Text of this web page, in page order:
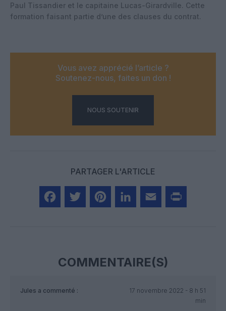
Paul Tissandier et le capitaine Lucas-Girardville. Cette
formation faisant partie d’une des clauses du contrat.
Vous avez apprécié l’article ?
Soutenez-nous, faites un don !
NOUS SOUTENIR
PARTAGER L'ARTICLE
COMMENTAIRE(S)
Jules a commenté :
17 novembre 2022 - 8 h 51
min